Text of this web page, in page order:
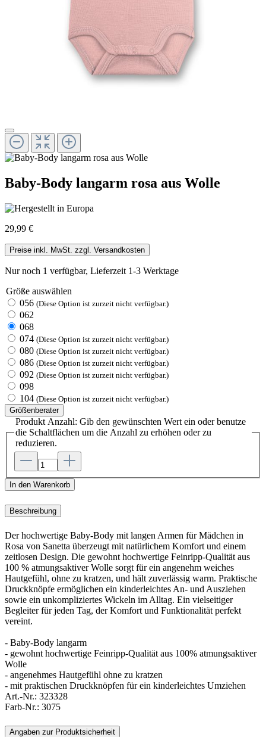
Baby-Body langarm rosa aus Wolle
29,99 €
Preise inkl. MwSt. zzgl. Versandkosten
Nur noch 1 verfügbar, Lieferzeit 1-3 Werktage
Größe auswählen
056 (Diese Option ist zurzeit nicht verfügbar.)
062
068
074 (Diese Option ist zurzeit nicht verfügbar.)
080 (Diese Option ist zurzeit nicht verfügbar.)
086 (Diese Option ist zurzeit nicht verfügbar.)
092 (Diese Option ist zurzeit nicht verfügbar.)
098
104 (Diese Option ist zurzeit nicht verfügbar.)
Größenberater
Produkt Anzahl: Gib den gewünschten Wert ein oder benutze
die Schaltflächen um die Anzahl zu erhöhen oder zu
reduzieren.
In den Warenkorb
Beschreibung
Der hochwertige Baby-Body mit langen Armen für Mädchen in
Rosa von Sanetta überzeugt mit natürlichem Komfort und einem
zeitlosen Design. Die gewohnt hochwertige Feinripp-Qualität aus
100 % atmungsaktiver Wolle sorgt für ein angenehm weiches
Hautgefühl, ohne zu kratzen, und hält zuverlässig warm. Praktische
Druckknöpfe ermöglichen ein kinderleichtes An- und Ausziehen
sowie ein unkompliziertes Wickeln im Alltag. Ein vielseitiger
Begleiter für jeden Tag, der Komfort und Funktionalität perfekt
vereint.
- Baby-Body langarm
- gewohnt hochwertige Feinripp-Qualität aus 100% atmungsaktiver
Wolle
- angenehmes Hautgefühl ohne zu kratzen
- mit praktischen Druckknöpfen für ein kinderleichtes Umziehen
Art.-Nr.: 323328
Farb-Nr.: 3075
Angaben zur Produktsicherheit